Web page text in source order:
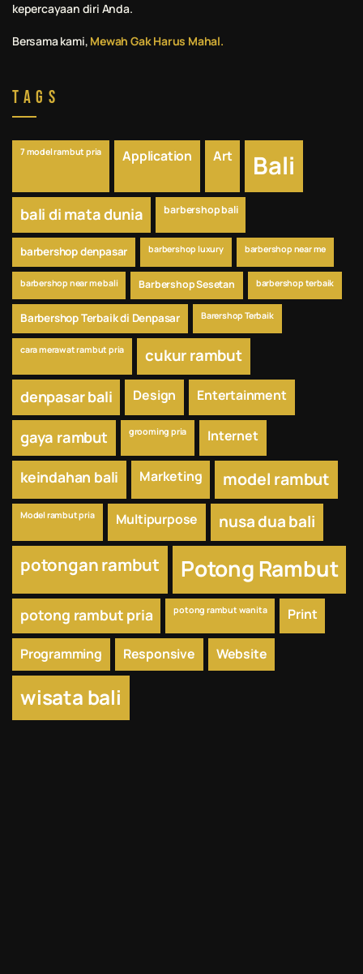
kepercayaan diri Anda.
Bersama kami, Mewah Gak Harus Mahal.
Tags
7 model rambut pria Application Art Bali
bali di mata dunia barbershop bali
barbershop denpasar barbershop luxury barbershop near me
barbershop near me bali Barbershop Sesetan barbershop terbaik
Barbershop Terbaik di Denpasar Barershop Terbaik
cara merawat rambut pria cukur rambut
denpasar bali Design Entertainment
gaya rambut grooming pria Internet
keindahan bali Marketing model rambut
Model rambut pria Multipurpose nusa dua bali
potongan rambut Potong Rambut
potong rambut pria potong rambut wanita Print
Programming Responsive Website
wisata bali